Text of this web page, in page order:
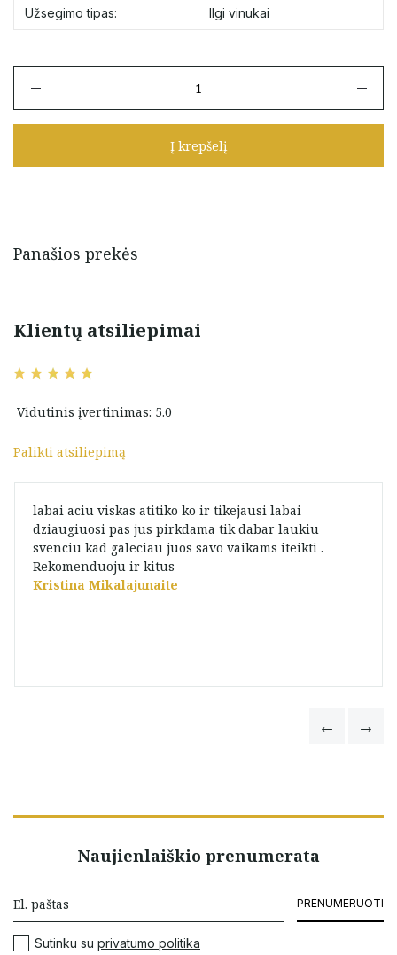
Užsegimo tipas: Ilgi vinukai
Auksiniai
vinukai
Į krepšelį
Panašios prekės
Klientų atsiliepimai
Vidutinis įvertinimas: 5.0
Palikti atsiliepimą
labai aciu viskas atitiko ko ir tikejausi labai
dziaugiuosi pas jus pirkdama tik dabar laukiu
svenciu kad galeciau juos savo vaikams iteikti .
Rekomenduoju ir kitus
Kristina Mikalajunaite
Naujienlaiškio prenumerata
PRENUMERUOTI
Sutinku su privatumo politika